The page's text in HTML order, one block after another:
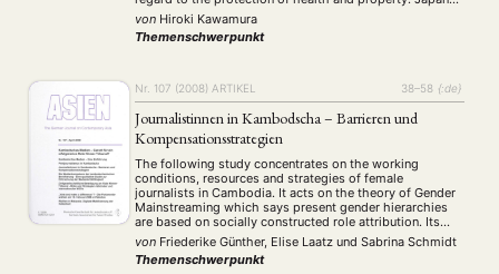
has over the years experienced significant technology-
related large-scale damage, well …
von Hiroki Kawamura
Themenschwerpunkt
Nr. 107 (2008) ARTIKEL 38–58 {:de}
Journalistinnen in Kambodscha – Barrieren und
Kompensationsstrategien
The following study concentrates on the working
conditions, resources and strategies of female
journalists in Cambodia. It acts on the theory of Gender
Mainstreaming which says present gender hierarchies
are based on socially constructed role attribution. Its
main object is to find out weather there are ambitious
and prospective actors for supporting a transformation
towards …
von Friederike Günther, Elise Laatz und Sabrina Schmidt
Themenschwerpunkt